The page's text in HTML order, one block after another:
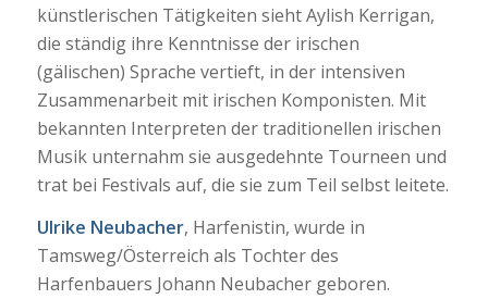
künstlerischen Tätigkeiten sieht Aylish Kerrigan,
die ständig ihre Kenntnisse der irischen
(gälischen) Sprache vertieft, in der intensiven
Zusammenarbeit mit irischen Komponisten. Mit
bekannten Interpreten der traditionellen irischen
Musik unternahm sie ausgedehnte Tourneen und
trat bei Festivals auf, die sie zum Teil selbst leitete.
Ulrike Neubacher, Harfenistin, wurde in
Tamsweg/Österreich als Tochter des
Harfenbauers Johann Neubacher geboren.